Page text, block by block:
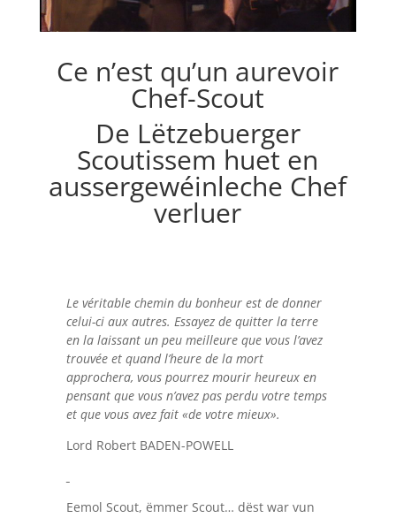
Ce n’est qu’un aurevoir
Chef-Scout
De Lëtzebuerger
Scoutissem huet en
aussergewéinleche Chef
verluer
Le véritable chemin du bonheur est de donner
celui-ci aux autres. Essayez de quitter la terre
en la laissant un peu meilleure que vous l’avez
trouvée et quand l’heure de la mort
approchera, vous pourrez mourir heureux en
pensant que vous n’avez pas perdu votre temps
et que vous avez fait «de votre mieux».
Lord Robert BADEN-POWELL
Eemol Scout, ëmmer Scout… dëst war vun